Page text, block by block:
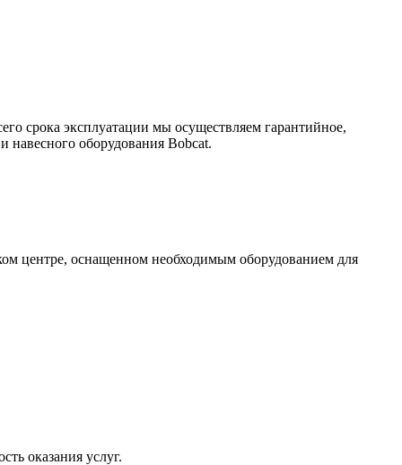
срока эксплуатации мы осуществляем гарантийное,
навесного оборудования Bobcat.
центре, оснащенном необходимым оборудованием для
оказания услуг.